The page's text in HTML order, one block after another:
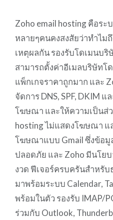
Zoho email hosting คือร
หลายๆคนคงสงสัยว่าทำไม
เหตุผลกัน รองรับโดเมนบริ
สามารถตั้งค่าอีเมลบริษัทโ
แพ็กเกจราคาถูกมาก และ
จัดการ DNS, SPF, DKIM
โฆษณา และให้ความเป็นส่
hosting ไม่แสดงโฆษณา แ
โฆษณาแบบ Gmail ซึ่งข้อมู
ปลอดภัย และ Zoho มีนโย
งวด ฟีเจอร์ครบครันสำหรับ
มาพร้อมระบบ Calendar,
พร้อมในตัว รองรับ IMAP/
ร่วมกับ Outlook,